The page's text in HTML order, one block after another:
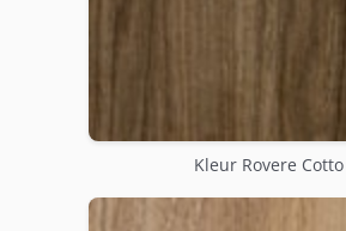
Kleur Rovere Cotto